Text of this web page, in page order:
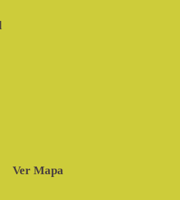
Ver Mapa